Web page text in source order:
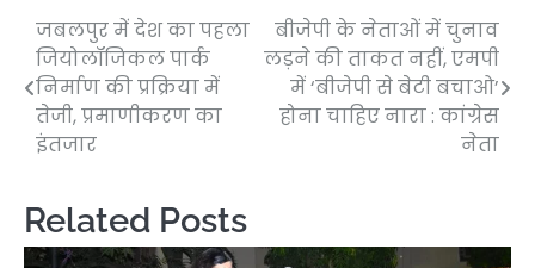
Post
navigation
जबलपुर में देश का पहला
जियोलॉजिकल पार्क
निर्माण की प्रक्रिया में
तेजी, प्रमाणीकरण का
इंतजार
बीजेपी के नेताओं में चुनाव
लड़ने की ताकत नहीं, एमपी
में ‘बीजेपी से बेटी बचाओ’
होना चाहिए नारा : कांग्रेस
नेता
Related Posts